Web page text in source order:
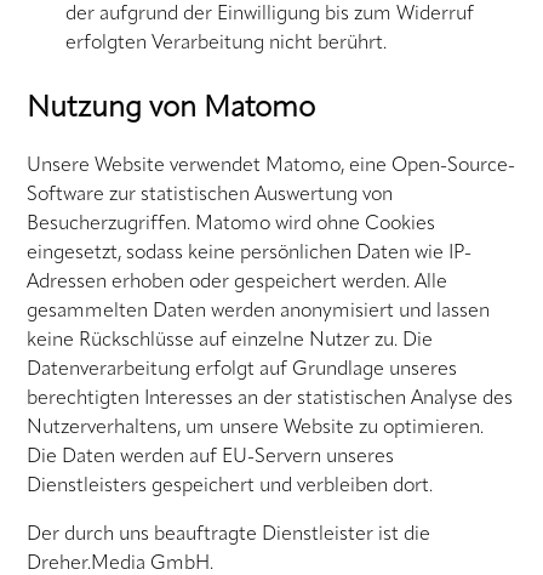
der aufgrund der Einwilligung bis zum Widerruf
erfolgten Verarbeitung nicht berührt.
Nutzung von Matomo
Unsere Website verwendet Matomo, eine Open-Source-
Software zur statistischen Auswertung von
Besucherzugriffen. Matomo wird ohne Cookies
eingesetzt, sodass keine persönlichen Daten wie IP-
Adressen erhoben oder gespeichert werden. Alle
gesammelten Daten werden anonymisiert und lassen
keine Rückschlüsse auf einzelne Nutzer zu. Die
Datenverarbeitung erfolgt auf Grundlage unseres
berechtigten Interesses an der statistischen Analyse des
Nutzerverhaltens, um unsere Website zu optimieren.
Die Daten werden auf EU-Servern unseres
Dienstleisters gespeichert und verbleiben dort.
Der durch uns beauftragte Dienstleister ist die
Dreher.Media GmbH.